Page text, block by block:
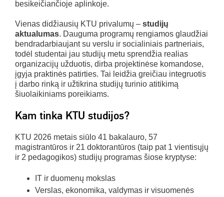
besikeičiančioje aplinkoje.
Vienas didžiausių KTU privalumų – studijų
aktualumas. Dauguma programų rengiamos glaudžiai
bendradarbiaujant su verslu ir socialiniais partneriais,
todėl studentai jau studijų metu sprendžia realias
organizacijų užduotis, dirba projektinėse komandose,
įgyja praktinės patirties. Tai leidžia greičiau integruotis
į darbo rinką ir užtikrina studijų turinio atitikimą
šiuolaikiniams poreikiams.
Kam tinka KTU studijos?
KTU 2026 metais siūlo 41 bakalauro, 57
magistrantūros ir 21 doktorantūros (taip pat 1 vientisųjų
ir 2 pedagogikos) studijų programas šiose kryptyse:
IT ir duomenų mokslas
Verslas, ekonomika, valdymas ir visuomenės